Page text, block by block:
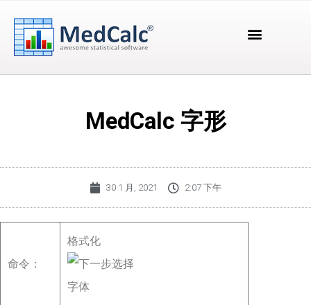
MedCalc 字形
30 1 月, 2021 2:07 下午
命令：
格式化
字体